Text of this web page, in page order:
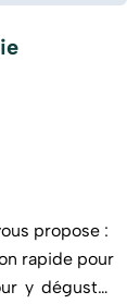
propose :
rapide pour
y déguster